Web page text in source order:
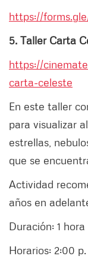
https://
5. Taller Carta
https://
carta-celeste
En este taller
para visualizar
estrellas,
que se
Actividad
años en
Duración: 1 hora
Horarios: 2:00